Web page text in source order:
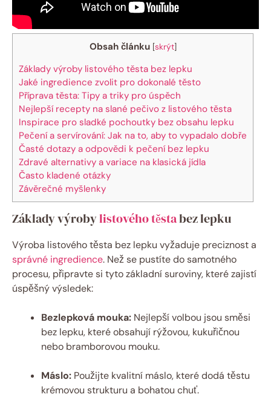
Obsah článku [skrýt]
Základy výroby listového těsta bez lepku
Jaké ingredience zvolit pro dokonalé těsto
Příprava těsta: Tipy a triky pro úspěch
Nejlepší recepty na slané pečivo z listového těsta
Inspirace pro sladké pochoutky bez obsahu lepku
Pečení a servírování: Jak na to, aby to vypadalo dobře
Časté dotazy a odpovědi k pečení bez lepku
Zdravé alternativy a variace na klasická jídla
Často kladené otázky
Závěrečné myšlenky
Základy výrobylistového těstabez lepku
Výroba listového těsta bez lepku vyžaduje preciznost a
správné ingredience. Než se pustíte do samotného
procesu, připravte si tyto základní suroviny, které zajistí
úspěšný výsledek:
Bezlepková mouka: Nejlepší volbou jsou směsi
bez lepku, které obsahují rýžovou, kukuřičnou
nebo bramborovou mouku.
Máslo: Použijte kvalitní máslo, které dodá těstu
krémovou strukturu a bohatou chuť.